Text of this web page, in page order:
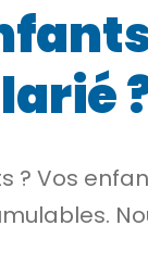
? Vos